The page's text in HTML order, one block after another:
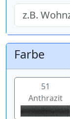
Farbe
51
Anthrazit